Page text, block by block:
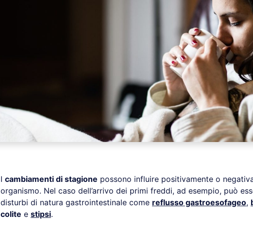
I cambiamenti di stagione possono influire positivamente o
organismo. Nel caso dell’arrivo dei primi freddi, ad esempio, può
disturbi di natura gastrointestinale come reflusso gastroesofageo,
colite e stipsi.